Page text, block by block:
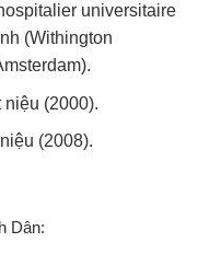
universitaire
(Withington
(2000).
(2008).
Dân: